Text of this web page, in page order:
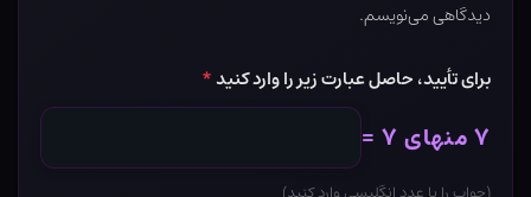
دیدگاهی می‌نویسم.
برای تأیید، حاصل عبارت زیر را وارد کنید*
۷ منهای ۷ =